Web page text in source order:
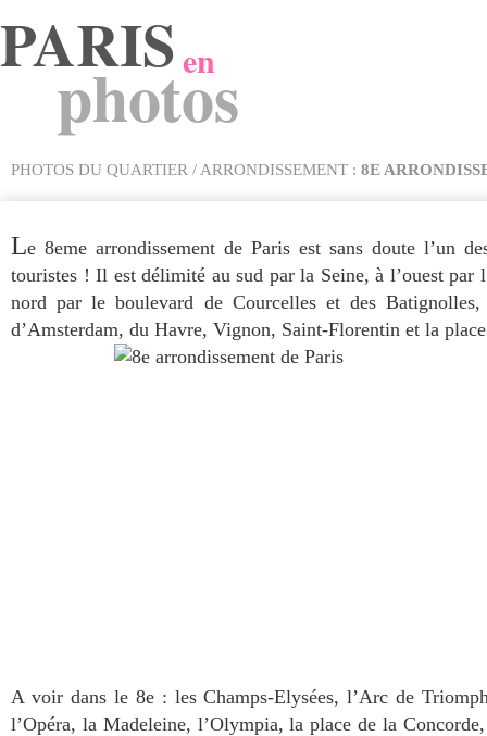
PARISen
photos
PHOTOS DU QUARTIER / ARRONDISSEMENT : 8E
Le 8eme arrondissement de Paris est sans doute l’un
touristes ! Il est délimité au sud par la Seine, à l’ouest par
nord par le boulevard de Courcelles et des
d’Amsterdam, du Havre, Vignon, Saint-Florentin et la
A voir dans le 8e : les Champs-Elysées, l’Arc de
l’Opéra, la Madeleine, l’Olympia, la place de la